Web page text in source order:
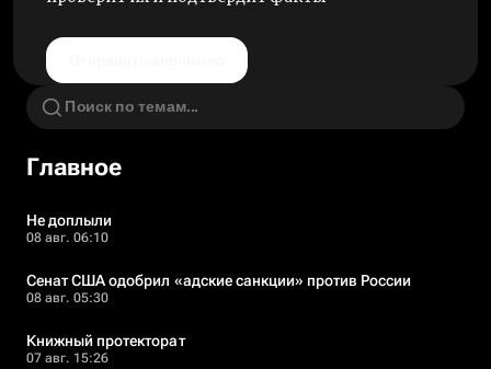
Главное
Не доплыли
08 авг. 06:10
Сенат США одобрил «адские санкции» против России
08 авг. 05:30
Книжный протекторат
07 авг. 15:26